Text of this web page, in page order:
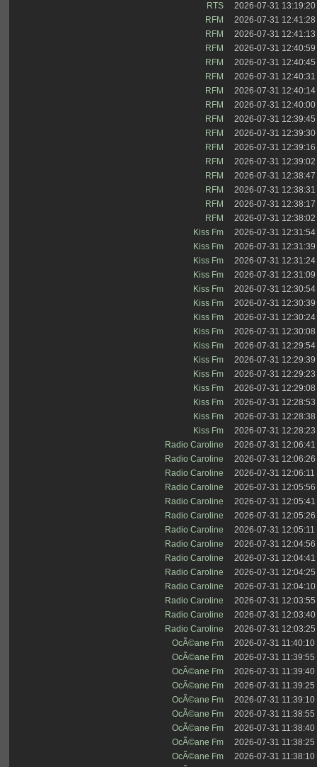
RTS
2026-07-31 13:19:20
RFM
2026-07-31 12:41:28
RFM
2026-07-31 12:41:13
RFM
2026-07-31 12:40:59
RFM
2026-07-31 12:40:45
RFM
2026-07-31 12:40:31
RFM
2026-07-31 12:40:14
RFM
2026-07-31 12:40:00
RFM
2026-07-31 12:39:45
RFM
2026-07-31 12:39:30
RFM
2026-07-31 12:39:16
RFM
2026-07-31 12:39:02
RFM
2026-07-31 12:38:47
RFM
2026-07-31 12:38:31
RFM
2026-07-31 12:38:17
RFM
2026-07-31 12:38:02
Kiss Fm
2026-07-31 12:31:54
Kiss Fm
2026-07-31 12:31:39
Kiss Fm
2026-07-31 12:31:24
Kiss Fm
2026-07-31 12:31:09
Kiss Fm
2026-07-31 12:30:54
Kiss Fm
2026-07-31 12:30:39
Kiss Fm
2026-07-31 12:30:24
Kiss Fm
2026-07-31 12:30:08
Kiss Fm
2026-07-31 12:29:54
Kiss Fm
2026-07-31 12:29:39
Kiss Fm
2026-07-31 12:29:23
Kiss Fm
2026-07-31 12:29:08
Kiss Fm
2026-07-31 12:28:53
Kiss Fm
2026-07-31 12:28:38
Kiss Fm
2026-07-31 12:28:23
Radio Caroline
2026-07-31 12:06:41
Radio Caroline
2026-07-31 12:06:26
Radio Caroline
2026-07-31 12:06:11
Radio Caroline
2026-07-31 12:05:56
Radio Caroline
2026-07-31 12:05:41
Radio Caroline
2026-07-31 12:05:26
Radio Caroline
2026-07-31 12:05:11
Radio Caroline
2026-07-31 12:04:56
Radio Caroline
2026-07-31 12:04:41
Radio Caroline
2026-07-31 12:04:25
Radio Caroline
2026-07-31 12:04:10
Radio Caroline
2026-07-31 12:03:55
Radio Caroline
2026-07-31 12:03:40
Radio Caroline
2026-07-31 12:03:25
OcÃ©ane Fm
2026-07-31 11:40:10
OcÃ©ane Fm
2026-07-31 11:39:55
OcÃ©ane Fm
2026-07-31 11:39:40
OcÃ©ane Fm
2026-07-31 11:39:25
OcÃ©ane Fm
2026-07-31 11:39:10
OcÃ©ane Fm
2026-07-31 11:38:55
OcÃ©ane Fm
2026-07-31 11:38:40
OcÃ©ane Fm
2026-07-31 11:38:25
OcÃ©ane Fm
2026-07-31 11:38:10